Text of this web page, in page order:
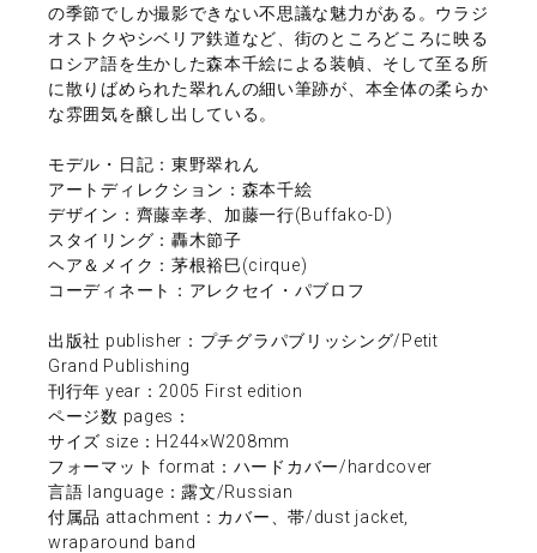
の季節でしか撮影できない不思議な魅力がある。ウラジ
オストクやシベリア鉄道など、街のところどころに映る
ロシア語を生かした森本千絵による装幀、そして至る所
に散りばめられた翠れんの細い筆跡が、本全体の柔らか
な雰囲気を醸し出している。
モデル・日記：東野翠れん
アートディレクション：森本千絵
デザイン：齊藤幸孝、加藤一行(Buffako-D)
スタイリング：轟木節子
ヘア＆メイク：茅根裕巳(cirque)
コーディネート：アレクセイ・パブロフ
出版社 publisher：プチグラパブリッシング/Petit
Grand Publishing
刊行年 year：2005 First edition
ページ数 pages：
サイズ size：H244×W208mm
フォーマット format：ハードカバー/hardcover
言語 language：露文/Russian
付属品 attachment：カバー、帯/dust jacket,
wraparound band